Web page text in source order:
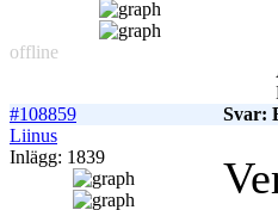
offline
#108859
Svar:
Liinus
Inlägg: 1839